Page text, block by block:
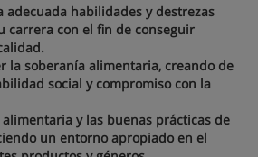
habilidades y destrezas
carrera con el fin de conseguir
soberanía alimentaria, creando de
social y compromiso con la
y las buenas prácticas de
un entorno apropiado en el